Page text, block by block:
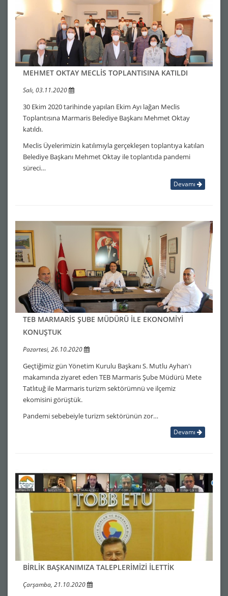
MEHMET OKTAY MECLİS TOPLANTISINA KATILDI
Salı, 03.11.2020
30 Ekim 2020 tarihinde yapılan Ekim Ayı lağan Meclis
Toplantısına Marmaris Belediye Başkanı Mehmet Oktay
katıldı.
Meclis Üyelerimizin katılımıyla gerçekleşen toplantıya katılan
Belediye Başkanı Mehmet Oktay ile toplantıda pandemi
süreci…
Devamı
TEB MARMARİS ŞUBE MÜDÜRÜ İLE EKONOMİYİ
KONUŞTUK
Pazartesi, 26.10.2020
Geçtiğimiz gün Yönetim Kurulu Başkanı S. Mutlu Ayhan'ı
makamında ziyaret eden TEB Marmaris Şube Müdürü Mete
Tatlıtuğ ile Marmaris turizm sektörümnü ve ilçemiz
ekomisini görüştük.
Pandemi sebebeiyle turizm sektörünün zor…
Devamı
BİRLİK BAŞKANIMIZA TALEPLERİMİZİ İLETTİK
Çarşamba, 21.10.2020